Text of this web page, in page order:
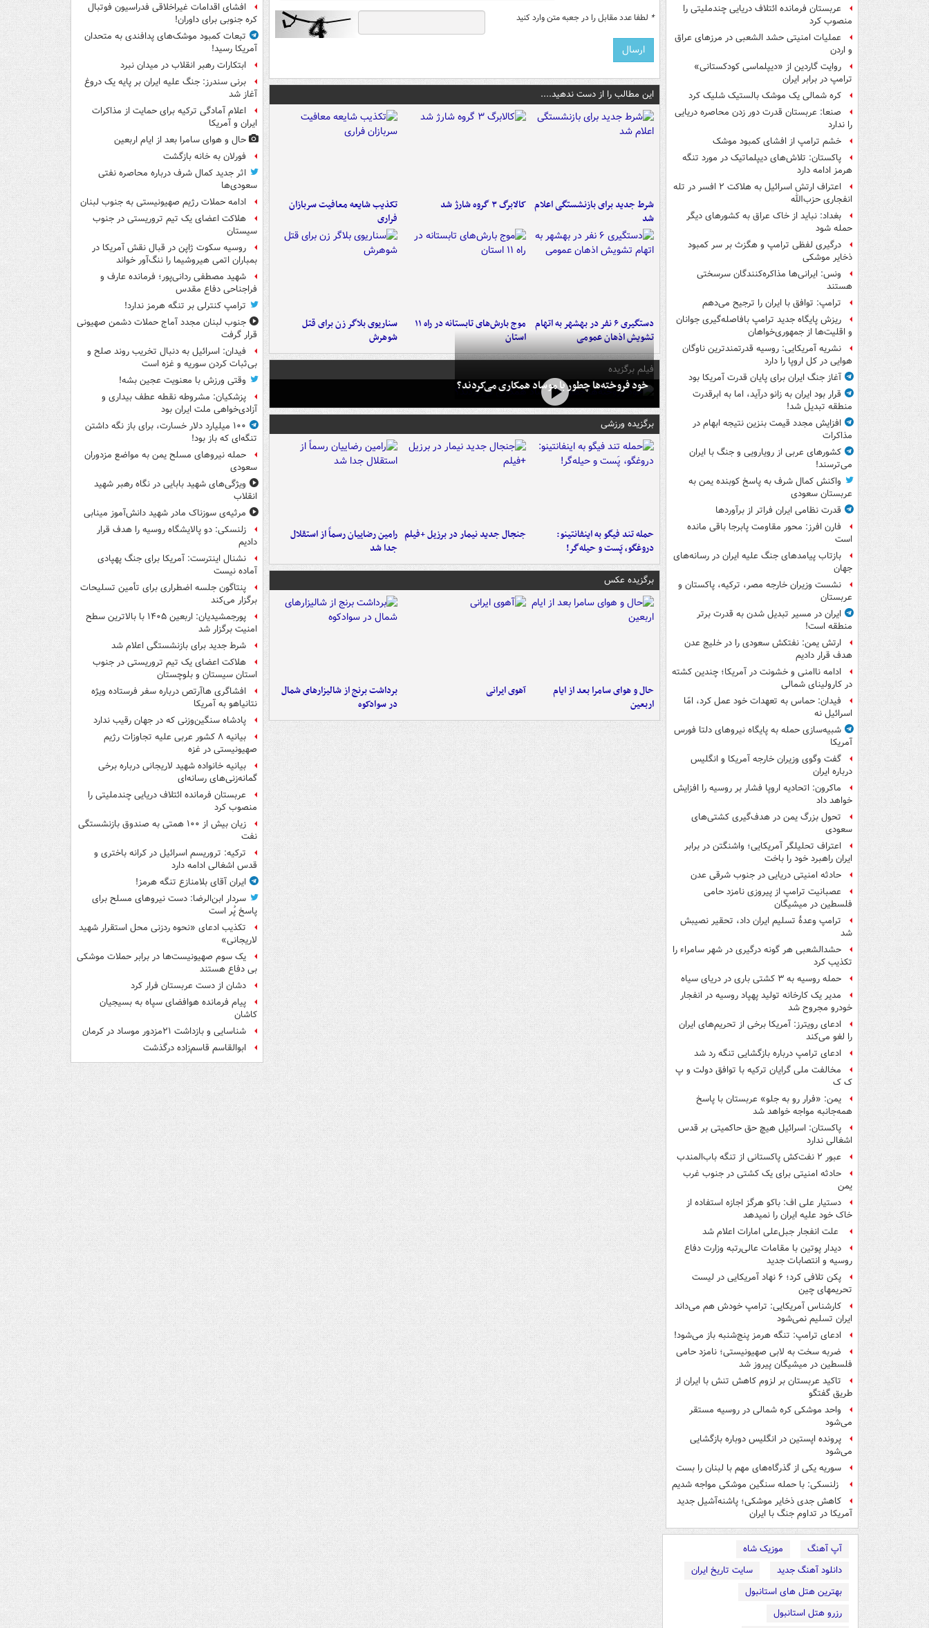
عربستان فرمانده ائتلاف دریایی چندملیتی را
منصوب کرد
عملیات امنیتی حشد الشعبی در مرزهای عراق
و اردن
روایت گاردین از «دیپلماسی کودکستانی»
ترامپ در برابر ایران
کره شمالی یک موشک بالستیک شلیک کرد
صنعا: عربستان قدرت دور زدن محاصره دریایی
را ندارد
خشم ترامپ از افشای کمبود موشک
پاکستان: تلاش‌های دیپلماتیک در مورد تنگه
هرمز ادامه دارد
اعتراف ارتش اسرائیل به هلاکت ۲ افسر در تله
انفجاری حزب‌الله
بغداد: نباید از خاک عراق به کشورهای دیگر
حمله شود
درگیری لفظی ترامپ و هگزث بر سر کمبود
ذخایر موشکی
ونس: ایرانی‌ها مذاکره‌کنندگان سرسختی
هستند
ترامپ: توافق با ایران را ترجیح می‌دهم
ریزش پایگاه جدید ترامپ بافاصله‌گیری جوانان
و اقلیت‌ها از جمهوری‌خواهان
نشریه آمریکایی: روسیه قدرتمندترین ناوگان
هوایی در کل اروپا را دارد
آغاز جنگ ایران برای پایان قدرت آمریکا بود
قرار بود ایران به زانو درآید، اما به ابرقدرت
منطقه تبدیل شد!
افزایش مجدد قیمت بنزین نتیجه ابهام در
مذاکرات
کشورهای عربی از رویارویی و جنگ با ایران
می‌ترسند!
واکنش کمال شرف به پاسخ کوبنده یمن به
عربستان سعودی
قدرت نظامی ایران فراتر از برآوردها
فارن افرز: محور مقاومت پابرجا باقی مانده
است
بازتاب پیامدهای جنگ علیه ایران در رسانه‌های
جهان
نشست وزیران خارجه مصر، ترکیه، پاکستان و
عربستان
ایران در مسیر تبدیل شدن به قدرت برتر
منطقه است!
ارتش یمن: نفتکش سعودی را در خلیج عدن
هدف قرار دادیم
ادامه ناامنی و خشونت در آمریکا؛ چندین کشته
در کارولینای شمالی
فیدان: حماس به تعهدات خود عمل کرد، امّا
اسرائیل نه
شبیه‌سازی حمله به پایگاه نیروهای دلتا فورس
آمریکا
گفت وگوی وزیران خارجه آمریکا و انگلیس
درباره ایران
ماکرون: اتحادیه اروپا فشار بر روسیه را افزایش
خواهد داد
تحول بزرگ یمن در هدف‌گیری کشتی‌های
سعودی
اعتراف تحلیلگر آمریکایی؛ واشنگتن در برابر
ایران راهبرد خود را باخت
حادثه امنیتی دریایی در جنوب شرقی عدن
عصبانیت ترامپ از پیروزی نامزد حامی
فلسطین در میشیگان
ترامپ وعدۀ تسلیم ایران داد، تحقیر نصیبش
شد
حشدالشعبی هر گونه درگیری در شهر سامراء را
تکذیب کرد
حمله روسیه به ۳ کشتی باری در دریای سیاه
مدیر یک کارخانه تولید پهپاد روسیه در انفجار
خودرو مجروح شد
ادعای رویترز: آمریکا برخی از تحریم‌های ایران
را لغو می‌کند
ادعای ترامپ درباره بازگشایی تنگه رد شد
مخالفت ملی گرایان ترکیه با توافق دولت و پ
ک ک
یمن: «فرار رو به جلو» عربستان با پاسخ
همه‌جانبه‌ مواجه خواهد شد
پاکستان: اسرائیل هیچ حق حاکمیتی بر قدس
اشغالی ندارد
عبور ۲ نفت‌کش پاکستانی از تنگه باب‌المندب
حادثه امنیتی برای یک کشتی در جنوب غرب
یمن
دستیار علی اف: باکو هرگز اجازه استفاده از
خاک خود علیه ایران را نمیدهد
علت انفجار جبل‌علی امارات اعلام شد
دیدار پوتین با مقامات عالی‌رتبه وزارت دفاع
روسیه و انتصابات جدید
پکن تلافی کرد؛ ۶ نهاد آمریکایی در لیست
تحریمهای چین
کارشناس آمریکایی: ترامپ خودش هم می‌داند
ایران تسلیم نمی‌شود
ادعای ترامپ: تنگه هرمز پنج‌شنبه باز می‌شود!
ضربه سخت به لابی صهیونیستی؛ نامزد حامی
فلسطین در میشیگان پیروز شد
تاکید عربستان بر لزوم کاهش تنش با ایران از
طریق گفتگو
واحد موشکی کره شمالی در روسیه مستقر
می‌شود
پرونده اپستین در انگلیس دوباره بازگشایی
می‌شود
سوریه یکی از گذرگاه‌های مهم با لبنان را بست
زلنسکی: با حمله سنگین موشکی مواجه شدیم
کاهش جدی ذخایر موشکی؛ پاشنه‌آشیل جدید
آمریکا در تداوم جنگ با ایران
آپ آهنگ
موزیک شاه
دانلود آهنگ جدید
سایت تاریخ ایران
بهترین هتل های استانبول
رزرو هتل استانبول
* لطفا عدد مقابل را در جعبه متن وارد کنید
این مطالب را از دست ندهید....
شرط جدید برای بازنشستگی اعلام
شد
کالابرگ ۳ گروه شارژ شد
تکذیب شایعه معافیت سربازان
فراری
دستگیری ۶ نفر در بهشهر به اتهام
تشویش اذهان عمومی
موج بارش‌های تابستانه در راه ۱۱
استان
سناریوی بلاگر زن برای قتل
شوهرش
فیلم برگزیده
خود فروخته‌ها چطور با موساد همکاری می‌کردند؟
برگزیده ورزشی
حمله تند فیگو به اینفانتینو:
دروغگو، پَست‌ و حیله‌گر!
جنجال جدید نیمار در برزیل +فیلم رامین رضاییان رسماً از استقلال
جدا شد
برگزیده عکس
حال و هوای سامرا بعد از ایام
اربعین
آهوی ایرانی
برداشت برنج از شالیزارهای شمال
در سوادکوه
افشای اقدامات غیراخلاقی فدراسیون فوتبال
کره جنوبی برای داوران!
تبعات کمبود موشک‌های پدافندی به متحدان
آمریکا رسید!
ابتکارات رهبر انقلاب در میدان نبرد
برنی سندرز: جنگ علیه ایران بر پایه یک دروغ
آغاز شد
اعلام آمادگی ترکیه برای حمایت از مذاکرات
ایران و آمریکا
حال و هوای سامرا بعد از ایام اربعین
فورلان به خانه بازگشت
اثر جدید کمال شرف درباره محاصره نفتی
سعودی‌ها
ادامه حملات رژیم صهیونیستی به جنوب لبنان
هلاکت اعضای یک تیم تروریستی در جنوب
سیستان
روسیه سکوت ژاپن در قبال نقش آمریکا در
بمباران اتمی هیروشیما را ننگ‌آور خواند
شهید مصطفی ردانی‌پور؛ فرمانده عارف و
فراجناحی دفاع مقدس
ترامپ کنترلی بر تنگه هرمز ندارد!
جنوب لبنان مجدد آماج حملات دشمن صهیونی
قرار گرفت
فیدان: اسرائیل به دنبال تخریب روند صلح و
بی‌ثبات کردن سوریه و غزه است
وقتی ورزش با معنویت عجین بشه!
پزشکیان: مشروطه نقطه عطف بیداری و
آزادی‌خواهی ملت ایران بود
۱۰۰ میلیارد دلار خسارت، برای باز نگه داشتن
تنگه‌ای که باز بود!
حمله نیروهای مسلح یمن به مواضع مزدوران
سعودی
ویژگی‌های شهید بابایی در نگاه رهبر شهید
انقلاب
مرثیه‌ی سوزناک مادر شهید دانش‌آموز مینابی
زلنسکی: دو پالایشگاه روسیه را هدف قرار
دادیم
نشنال اینترست: آمریکا برای جنگ پهپادی
آماده نیست
پنتاگون جلسه اضطراری برای تأمین تسلیحات
برگزار می‌کند
پورجمشیدیان: اربعین ۱۴۰۵ با بالاترین سطح
امنیت برگزار شد
شرط جدید برای بازنشستگی اعلام شد
هلاکت اعضای یک تیم تروریستی در جنوب
استان سیستان و بلوچستان
افشاگری هاآرتص درباره سفر فرستاده ویژه
نتانیاهو به آمریکا
پادشاه سنگین‌وزنی که در جهان رقیب ندارد
بیانیه ۸ کشور عربی علیه تجاوزات رژیم
صهیونیستی در غزه
بیانیه خانواده شهید لاریجانی درباره برخی
گمانه‌زنی‌های رسانه‌ای
عربستان فرمانده ائتلاف دریایی چندملیتی را
منصوب کرد
زیان بیش از ۱۰۰ همتی به صندوق‌ بازنشستگی
نفت
ترکیه: تروریسم اسرائیل در کرانه باختری و
قدس اشغالی ادامه دارد
ایران آقای بلامنازع تنگه هرمز!
سردار ابن‌الرضا: دست نیروهای مسلح برای
پاسخ پُر است
تکذیب ادعای «نحوه ردزنی محل استقرار شهید
لاریجانی»
یک‌ سوم صهیونیست‌ها در برابر حملات موشکی
بی دفاع هستند
دشان از دست عربستان فرار کرد
پیام فرمانده هوافضای سپاه به بسیجیان
کاشان
شناسایی و بازداشت ۲۱مزدور موساد در کرمان
ابوالقاسم قاسم‌زاده درگذشت